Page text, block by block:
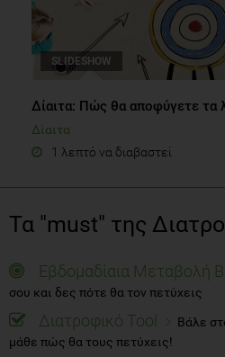
SLIDESHOW
Δίαιτα: Πώς θα αποφύγετε τα
Δίαιτα
1 λεπτό να διαβαστεί
Τα "must" της
Εβδομαδίαια Μεταβολή
σου και δες πότε θα τον πετύχεις
Διατροφικό Tool
Βάλε
μάθε πώς θα τους πετύχεις!